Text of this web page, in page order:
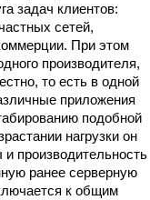
задач клиентов:
сетей,
При этом
производителя,
то есть в одной
приложения
подобной
нагрузки он
производительность
ранее серверную
к общим